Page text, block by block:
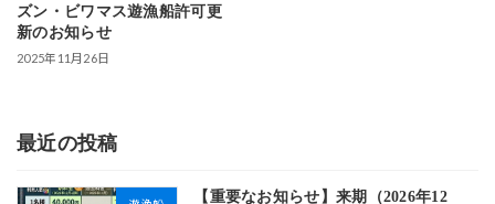
ズン・ビワマス遊漁船許可更
新のお知らせ
2025年11月26日
最近の投稿
【重要なお知らせ】来期（2026年12